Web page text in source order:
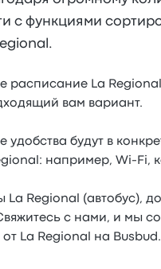
с функциями
расписание La
вам вариант.
удобства будут в
например, Wi-Fi,
La Regional (автобус),
с нами, и мы
La Regional на Busbud.